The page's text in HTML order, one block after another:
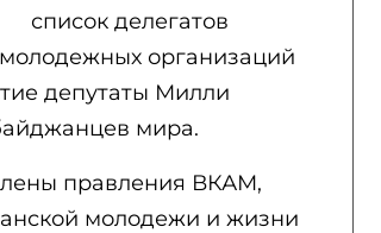
список делегатов
организаций
депутаты Милли
мира.
правления ВКАМ,
молодежи и жизни